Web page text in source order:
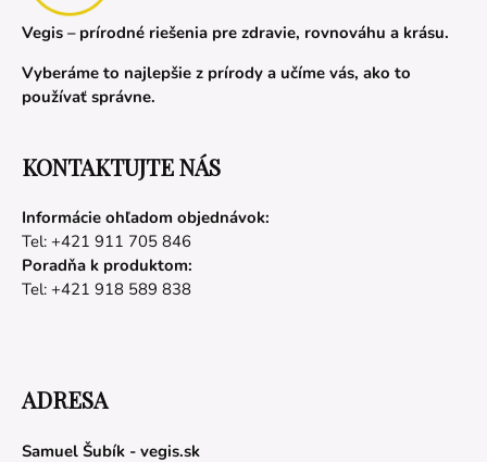
Vegis – prírodné riešenia pre zdravie, rovnováhu a krásu.
Vyberáme to najlepšie z prírody a učíme vás, ako to
používať správne.
KONTAKTUJTE NÁS
Informácie ohľadom objednávok:
Tel: +421 911 705 846
Poradňa k produktom:
Tel: +421 918 589 838
ADRESA
Samuel Šubík - vegis.sk